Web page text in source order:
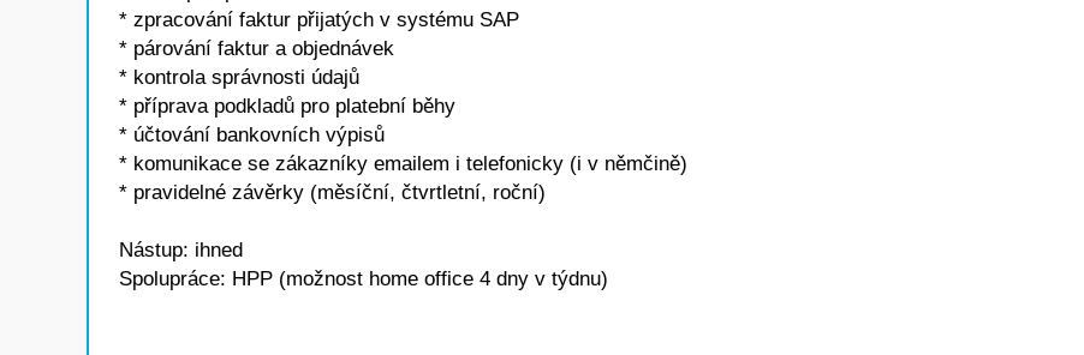
* zpracování faktur přijatých v systému SAP
* párování faktur a objednávek
* kontrola správnosti údajů
* příprava podkladů pro platební běhy
* účtování bankovních výpisů
* komunikace se zákazníky emailem i telefonicky (i v němčině)
* pravidelné závěrky (měsíční, čtvrtletní, roční)
Nástup: ihned
Spolupráce: HPP (možnost home office 4 dny v týdnu)